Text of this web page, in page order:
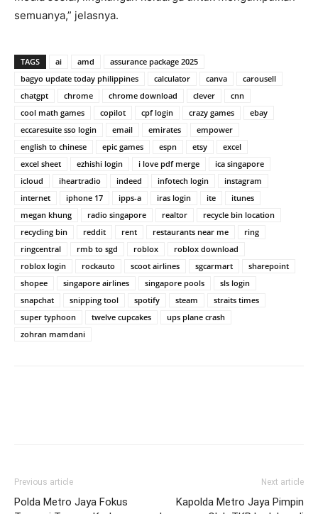
semuanya,” jelasnya.
TAGS ai amd
assurance package 2025
bagyo update today philippines
calculator canva
carousell
chatgpt
chrome chrome download clever
cnn
cool math games
copilot cpf login crazy games
ebay
eccaresuite sso login
email emirates
empower
english to chinese
epic games espn etsy
excel
excel sheet
ezhishi login i love pdf merge
ica singapore
icloud
iheartradio indeed infotech login
instagram
internet
iphone 17 ipps-a iras login ite
itunes
megan khung
radio singapore realtor
recycle bin location
recycling bin
reddit rent restaurants near me
ring
ringcentral
rmb to sgd roblox
roblox download
roblox login
rockauto scoot airlines sgcarmart
sharepoint
shopee
singapore airlines singapore pools
sls login
snapchat
snipping tool spotify steam
straits times
super typhoon
twelve cupcakes
ups plane crash
zohran mamdani
Previous article
Polda Metro Jaya Fokus
Next article
Kapolda Metro Jaya Pimpin